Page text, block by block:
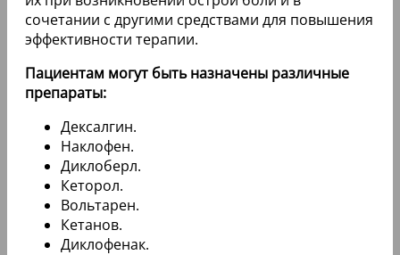
сочетании с другими средствами для повышения
эффективности терапии.
Пациентам могут быть назначены различные
препараты:
Дексалгин.
Наклофен.
Диклоберл.
Кеторол.
Вольтарен.
Кетанов.
Диклофенак.